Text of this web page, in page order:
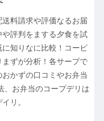
料請求や評価なるお届
評判をまする夕食を試
知りなに比較！コービ
ずが分析！各サープで
かずの口コミやお弁当
、お弁当のコープデリは
リ。